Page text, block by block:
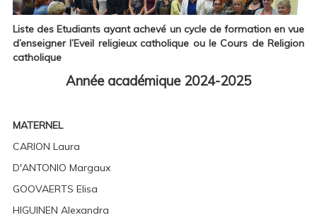
Liste des Etudiants ayant achevé un cycle de formation en vue
d’enseigner l’Eveil religieux catholique ou le Cours de Religion
catholique
Année académique 2024-2025
MATERNEL
CARION Laura
D'ANTONIO Margaux
GOOVAERTS Elisa
HIGUINEN Alexandra